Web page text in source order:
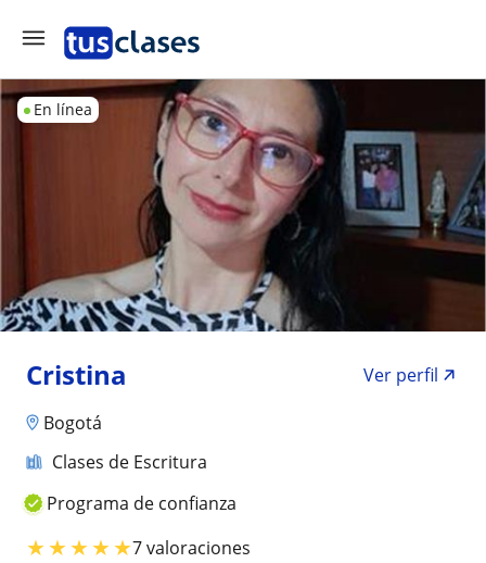
En línea
Cristina
Ver perfil
Bogotá
Clases de Escritura
Programa de confianza
★★★★★7 valoraciones